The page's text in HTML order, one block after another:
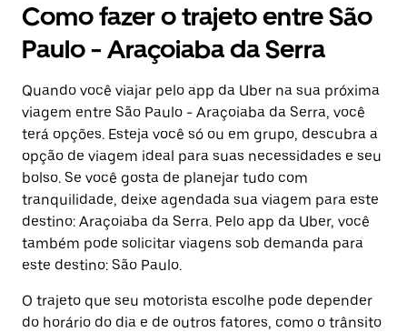
Como fazer o trajeto entre São
Paulo - Araçoiaba da Serra
Quando você viajar pelo app da Uber na sua próxima
viagem entre São Paulo - Araçoiaba da Serra, você
terá opções. Esteja você só ou em grupo, descubra a
opção de viagem ideal para suas necessidades e seu
bolso. Se você gosta de planejar tudo com
tranquilidade, deixe agendada sua viagem para este
destino: Araçoiaba da Serra. Pelo app da Uber, você
também pode solicitar viagens sob demanda para
este destino: São Paulo.
O trajeto que seu motorista escolhe pode depender
do horário do dia e de outros fatores, como o trânsito